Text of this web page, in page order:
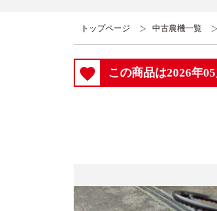
ノウキナビについて
はじめての方へ
トップページ 中古農機一覧
この商品は2026年